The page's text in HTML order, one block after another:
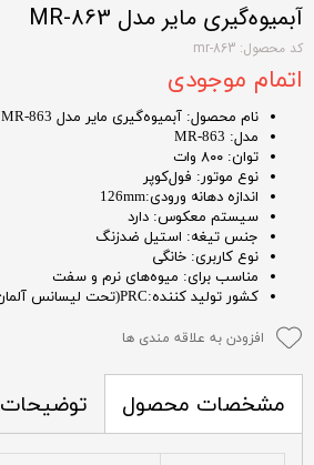
آبمیوه‌گیری مایر مدل MR-863
کد محصول: mr-863
اتمام موجودی
نام محصول: آبمیوه‌گیری مایر مدل MR-863
مدل: MR-863
توان: ۸۰۰ وات
نوع موتور: فول‌کوپر
اندازه دهانه ورودی:126mm
سیستم معکوس: دارد
جنس تیغه: استیل ضدزنگ
نوع کاربری: خانگی
مناسب برای: میوه‌های نرم و سفت
کشور تولید کننده:PRC(تحت لیسانس آلمان)
افزودن به علاقه مندی ها
مشخصات محصول توضیحات